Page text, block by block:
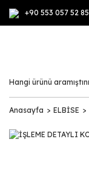
+90 553 057 52 85
Anasayfa ELBİSE